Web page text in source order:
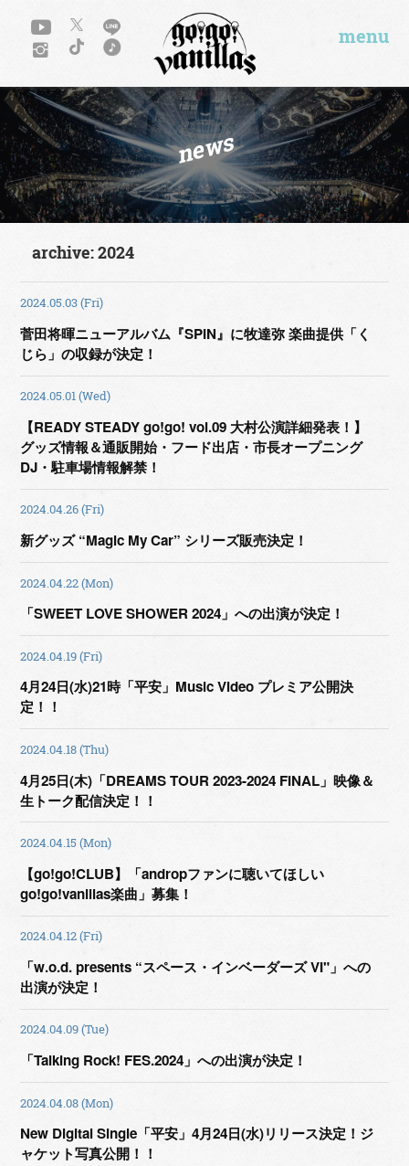
menu
news
archive: 2024
2024.05.03 (Fri)
菅田将暉ニューアルバム『SPIN』に牧達弥 楽曲提供「く
じら」の収録が決定！
2024.05.01 (Wed)
【READY STEADY go!go! vol.09 大村公演詳細発表！】
グッズ情報＆通販開始・フード出店・市長オープニング
DJ・駐車場情報解禁！
2024.04.26 (Fri)
新グッズ “Magic My Car” シリーズ販売決定！
2024.04.22 (Mon)
「SWEET LOVE SHOWER 2024」への出演が決定！
2024.04.19 (Fri)
4月24日(水)21時「平安」Music Video プレミア公開決
定！！
2024.04.18 (Thu)
4月25日(木)「DREAMS TOUR 2023-2024 FINAL」映像＆
生トーク配信決定！！
2024.04.15 (Mon)
【go!go!CLUB】「andropファンに聴いてほしい
go!go!vanillas楽曲」募集！
2024.04.12 (Fri)
「w.o.d. presents “スペース・インベーダーズ VI"」への
出演が決定！
2024.04.09 (Tue)
「Talking Rock! FES.2024」への出演が決定！
2024.04.08 (Mon)
New Digital Single「平安」4月24日(水)リリース決定！ジ
ャケット写真公開！！